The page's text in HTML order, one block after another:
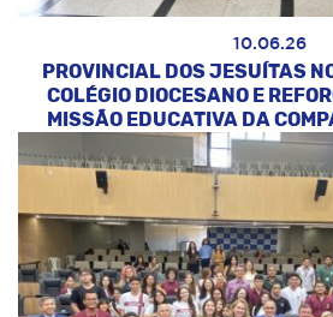
10.06.26
PROVINCIAL DOS JESUÍTAS
COLÉGIO DIOCESANO E
MISSÃO EDUCATIVA DA